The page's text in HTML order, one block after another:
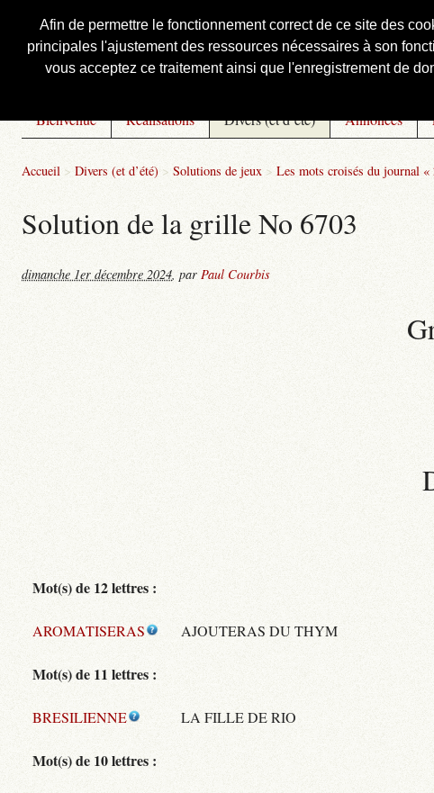
Afin de permettre le fonctionnement correct de ce site des
principales l'ajustement des ressources nécessaires à son
vous acceptez ce traitement ainsi que l'enregistrement de
Courbis, « LE » Blog Officiel
Bienvenue Réalisations Divers (et d’été) Annonces
Accueil > Divers (et d’été) > Solutions de jeux > Les mots croisés du journal
Solution de la grille No 6703
dimanche 1er décembre 2024, par Paul Courbis
Mot(s) de 12 lettres :
AROMATISERAS AJOUTERAS DU THYM
Mot(s) de 11 lettres :
BRESILIENNE LA FILLE DE RIO
Mot(s) de 10 lettres :